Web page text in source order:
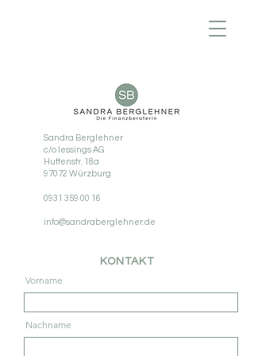
Sandra Berglehner
c/o lessings AG
Huttenstr. 18a
97072 Würzburg
0931 359 00 16
info@sandraberglehner.de
KONTAKT
Vorname
Nachname